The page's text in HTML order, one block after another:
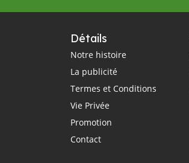
Détails
Notre histoire
La publicité
Termes et Conditions
Vie Privée
Promotion
Contact